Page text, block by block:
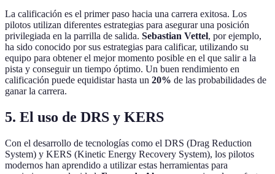
La calificación es el primer paso hacia una carrera exitosa. Los
pilotos utilizan diferentes estrategias para asegurar una posición
privilegiada en la parrilla de salida. Sebastian Vettel, por ejemplo,
ha sido conocido por sus estrategias para calificar, utilizando su
equipo para obtener el mejor momento posible en el que salir a la
pista y conseguir un tiempo óptimo. Un buen rendimiento en
calificación puede equidistar hasta un 20% de las probabilidades de
ganar la carrera.
5. El uso de DRS y KERS
Con el desarrollo de tecnologías como el DRS (Drag Reduction
System) y KERS (Kinetic Energy Recovery System), los pilotos
modernos han aprendido a utilizar estas herramientas para